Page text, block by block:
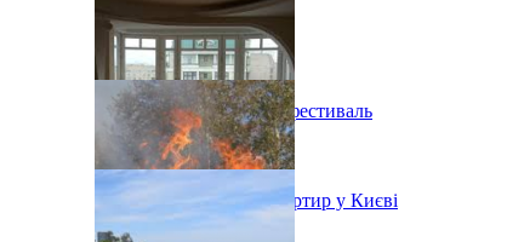
В Киеве состоится эко-фестиваль
Ситуація з орендою квартир у Києві